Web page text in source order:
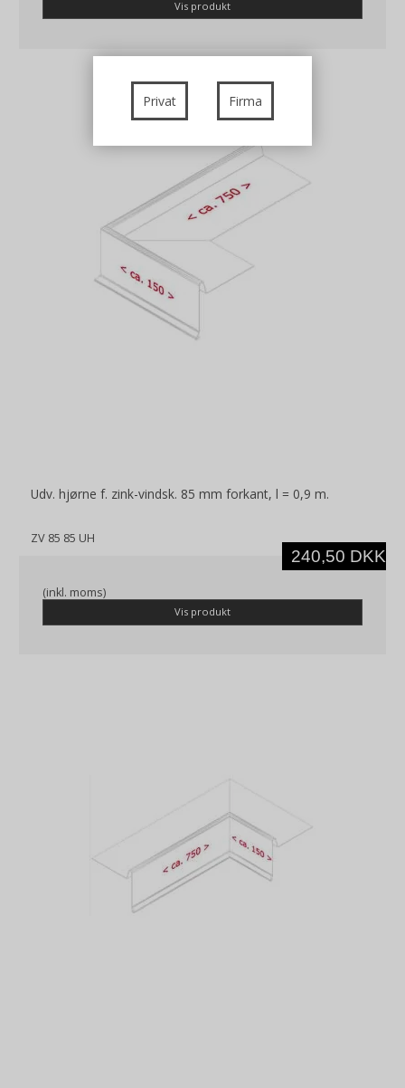
Vis produkt
Udv. hjørne f. zink-vindsk. 85 mm forkant, l = 0,9 m.
ZV 85 85 UH
240,50 DKK
(inkl. moms)
Vis produkt
Privat Firma